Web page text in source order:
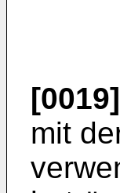
[0019]
mit